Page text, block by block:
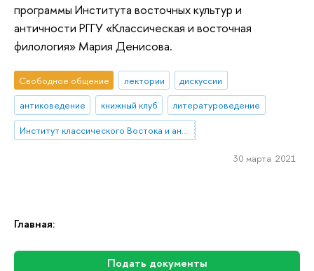
Главная:
Подать документы
программы Института восточных культур и
античности РГГУ «Классическая и восточная
филология» Мария Денисова.
Свободное общение лектории
дискуссии
антиковедение
книжный клуб
литературоведение
Институт классического Востока и античности
30 марта 2021